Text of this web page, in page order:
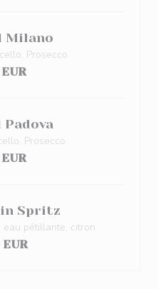
Milano
Prosecco
Prosecco
Spritz
eau pétillante, citron
EUR